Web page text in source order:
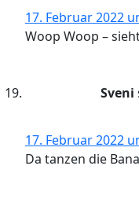
17. Februar 2022
Woop Woop –
Sveni
17. Februar 2022
Da tanzen die